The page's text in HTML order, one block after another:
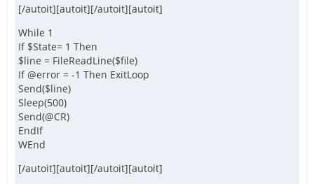
[/autoit][autoit][/autoit][autoit]
While 1
If $State= 1 Then
$line = FileReadLine($file)
If @error = -1 Then ExitLoop
Send($line)
Sleep(500)
Send(@CR)
EndIf
WEnd
[/autoit][autoit][/autoit][autoit]